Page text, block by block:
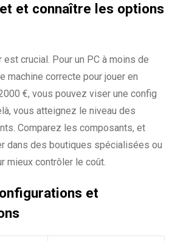
et connaître les options
est crucial. Pour un PC à moins de
machine correcte pour jouer en
€, vous pouvez viser une config
vous atteignez le niveau des
Comparez les composants, et
dans des boutiques spécialisées ou
mieux contrôler le coût.
et